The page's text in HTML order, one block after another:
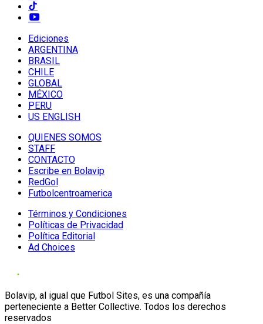
Ediciones
ARGENTINA
BRASIL
CHILE
GLOBAL
MÉXICO
PERU
US ENGLISH
QUIENES SOMOS
STAFF
CONTACTO
Escribe en Bolavip
RedGol
Futbolcentroamerica
Términos y Condiciones
Políticas de Privacidad
Política Editorial
Ad Choices
Bolavip, al igual que Futbol Sites, es una compañía
perteneciente a Better Collective. Todos los derechos
reservados